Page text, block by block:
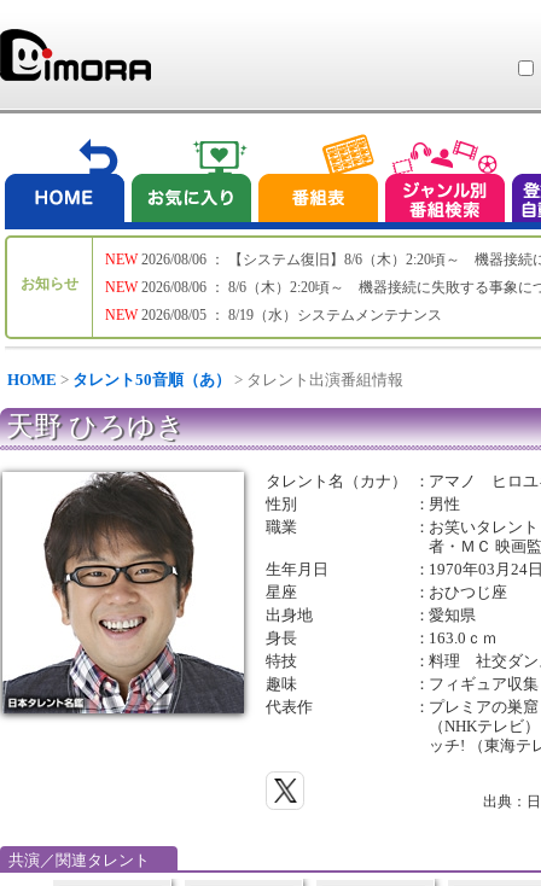
お知らせ
NEW
NEW
NEW
2026/08/06 ： 【システム復旧】8/6（木）2:20頃～ 機器接続
2026/08/06 ： 8/6（木）2:20頃～ 機器接続に失敗する事象に
2026/08/05 ： 8/19（水）システムメンテナンス
HOME > タレント50音順（あ） > タレント出演番組情報
天野 ひろゆき
タレント名（カナ） ： アマノ ヒロユ
性別
： 男性
職業
： お笑いタレン
者・ＭＣ 映画
生年月日
： 1970年03月24
星座
： おひつじ座
出身地
：愛知県
身長
： 163.0ｃｍ
特技
：料理 社交ダ
趣味
： フィギュア収
代表作
： プレミアの巣
（NHKテレビ
ッチ! （東海テ
出典：
共演／関連タレント